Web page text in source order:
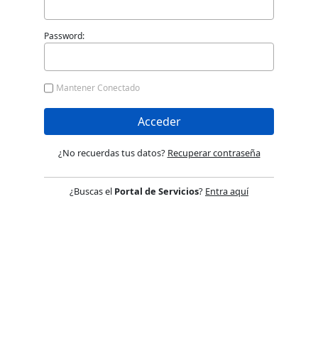
Password:
Mantener Conectado
Acceder
¿No recuerdas tus datos? Recuperar contraseña
¿Buscas el Portal de Servicios? Entra aquí